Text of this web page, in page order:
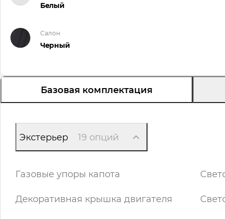
Белый
Салон
Черный
Базовая комплектация
Экстерьер 19 опций
Газовые упоры капота
Декоративная крышка двигателя